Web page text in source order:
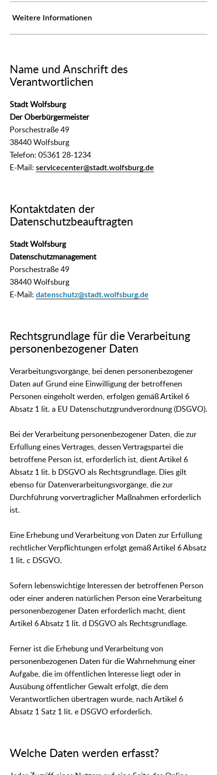
Weitere Informationen
Name und Anschrift des
Verantwortlichen
Stadt Wolfsburg
Der Oberbürgermeister
Porschestraße 49
38440 Wolfsburg
Telefon: 05361 28-1234
E-Mail: servicecenter@stadt.wolfsburg.de
Kontaktdaten der
Datenschutzbeauftragten
Stadt Wolfsburg
Datenschutzmanagement
Porschestraße 49
38440 Wolfsburg
E-Mail: datenschutz@stadt.wolfsburg.de
Rechtsgrundlage für die Verarbeitung
personenbezogener Daten
Verarbeitungsvorgänge, bei denen personenbezogener
Daten auf Grund eine Einwilligung der betroffenen
Personen eingeholt werden, erfolgen gemäß Artikel 6
Absatz 1 lit. a EU Datenschutzgrundverordnung (DSGVO).
Bei der Verarbeitung personenbezogener Daten, die zur
Erfüllung eines Vertrages, dessen Vertragspartei die
betroffene Person ist, erforderlich ist, dient Artikel 6
Absatz 1 lit. b DSGVO als Rechtsgrundlage. Dies gilt
ebenso für Datenverarbeitungsvorgänge, die zur
Durchführung vorvertraglicher Maßnahmen erforderlich
ist.
Eine Erhebung und Verarbeitung von Daten zur Erfüllung
rechtlicher Verpflichtungen erfolgt gemäß Artikel 6 Absatz
1 lit. c DSGVO.
Sofern lebenswichtige Interessen der betroffenen Person
oder einer anderen natürlichen Person eine Verarbeitung
personenbezogener Daten erforderlich macht, dient
Artikel 6 Absatz 1 lit. d DSGVO als Rechtsgrundlage.
Ferner ist die Erhebung und Verarbeitung von
personenbezogenen Daten für die Wahrnehmung einer
Aufgabe, die im öffentlichen Interesse liegt oder in
Ausübung öffentlicher Gewalt erfolgt, die dem
Verantwortlichen übertragen wurde, nach Artikel 6
Absatz 1 Satz 1 lit. e DSGVO erforderlich.
Welche Daten werden erfasst?